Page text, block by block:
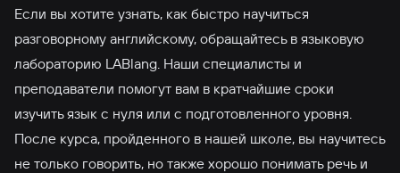
Если вы хотите узнать, как быстро научиться
разговорному английскому, обращайтесь в языковую
лабораторию LABlang. Наши специалисты и
преподаватели помогут вам в кратчайшие сроки
изучить язык с нуля или с подготовленного уровня.
После курса, пройденного в нашей школе, вы научитесь
не только говорить, но также хорошо понимать речь и